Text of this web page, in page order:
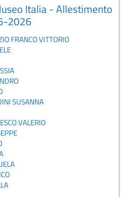
Italia - Allestimento
2026
FRANCO VITTORIO
SUSANNA
VALERIO